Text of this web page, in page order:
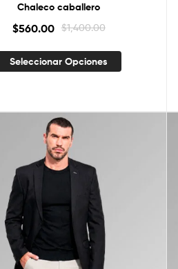
Chaleco caballero
$1,400.00
$560.00
Seleccionar Opciones